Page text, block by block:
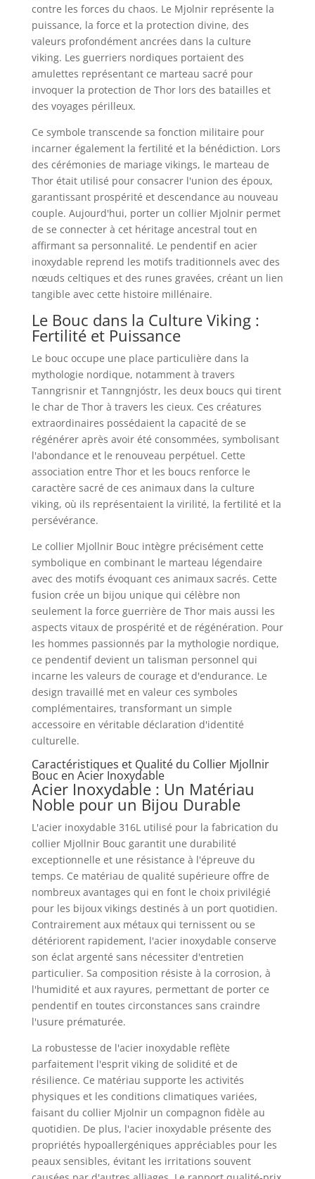
contre les forces du chaos. Le Mjolnir représente la
puissance, la force et la protection divine, des
valeurs profondément ancrées dans la culture
viking. Les guerriers nordiques portaient des
amulettes représentant ce marteau sacré pour
invoquer la protection de Thor lors des batailles et
des voyages périlleux.
Ce symbole transcende sa fonction militaire pour
incarner également la fertilité et la bénédiction. Lors
des cérémonies de mariage vikings, le marteau de
Thor était utilisé pour consacrer l'union des époux,
garantissant prospérité et descendance au nouveau
couple. Aujourd'hui, porter un collier Mjolnir permet
de se connecter à cet héritage ancestral tout en
affirmant sa personnalité. Le pendentif en acier
inoxydable reprend les motifs traditionnels avec des
nœuds celtiques et des runes gravées, créant un lien
tangible avec cette histoire millénaire.
Le Bouc dans la Culture Viking :
Fertilité et Puissance
Le bouc occupe une place particulière dans la
mythologie nordique, notamment à travers
Tanngrisnir et Tanngnjóstr, les deux boucs qui tirent
le char de Thor à travers les cieux. Ces créatures
extraordinaires possédaient la capacité de se
régénérer après avoir été consommées, symbolisant
l'abondance et le renouveau perpétuel. Cette
association entre Thor et les boucs renforce le
caractère sacré de ces animaux dans la culture
viking, où ils représentaient la virilité, la fertilité et la
persévérance.
Le collier Mjollnir Bouc intègre précisément cette
symbolique en combinant le marteau légendaire
avec des motifs évoquant ces animaux sacrés. Cette
fusion crée un bijou unique qui célèbre non
seulement la force guerrière de Thor mais aussi les
aspects vitaux de prospérité et de régénération. Pour
les hommes passionnés par la mythologie nordique,
ce pendentif devient un talisman personnel qui
incarne les valeurs de courage et d'endurance. Le
design travaillé met en valeur ces symboles
complémentaires, transformant un simple
accessoire en véritable déclaration d'identité
culturelle.
Caractéristiques et Qualité du Collier Mjollnir
Bouc en Acier Inoxydable
Acier Inoxydable : Un Matériau
Noble pour un Bijou Durable
L'acier inoxydable 316L utilisé pour la fabrication du
collier Mjollnir Bouc garantit une durabilité
exceptionnelle et une résistance à l'épreuve du
temps. Ce matériau de qualité supérieure offre de
nombreux avantages qui en font le choix privilégié
pour les bijoux vikings destinés à un port quotidien.
Contrairement aux métaux qui ternissent ou se
détériorent rapidement, l'acier inoxydable conserve
son éclat argenté sans nécessiter d'entretien
particulier. Sa composition résiste à la corrosion, à
l'humidité et aux rayures, permettant de porter ce
pendentif en toutes circonstances sans craindre
l'usure prématurée.
La robustesse de l'acier inoxydable reflète
parfaitement l'esprit viking de solidité et de
résilience. Ce matériau supporte les activités
physiques et les conditions climatiques variées,
faisant du collier Mjolnir un compagnon fidèle au
quotidien. De plus, l'acier inoxydable présente des
propriétés hypoallergéniques appréciables pour les
peaux sensibles, évitant les irritations souvent